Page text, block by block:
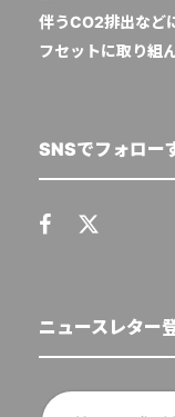
伴うCO2排出など
フセットに取り組
SNSでフォロー
ニュースレター